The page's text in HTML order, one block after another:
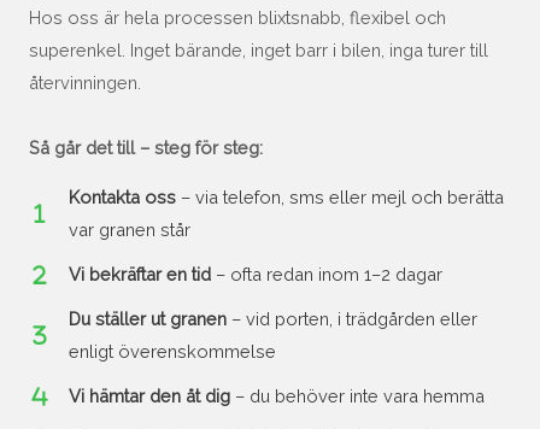
Hos oss är hela processen blixtsnabb, flexibel och
superenkel. Inget bärande, inget barr i bilen, inga turer till
återvinningen.
Så går det till – steg för steg:
Kontakta oss – via telefon, sms eller mejl och berätta
var granen står
Vi bekräftar en tid – ofta redan inom 1–2 dagar
Du ställer ut granen – vid porten, i trädgården eller
enligt överenskommelse
Vi hämtar den åt dig – du behöver inte vara hemma